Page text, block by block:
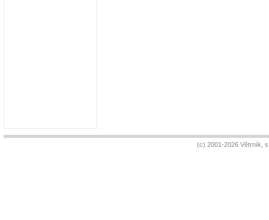
(c) 2001-2026 Větrník,